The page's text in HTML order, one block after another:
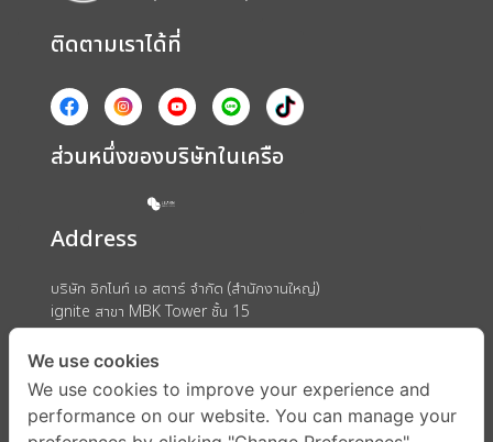
ติดตามเราได้ที่
ส่วนหนึ่งของบริษัทในเครือ
Address
บริษัท อิกไนท์ เอ สตาร์ จำกัด (สำนักงานใหญ่)
ignite สาขา MBK Tower ชั้น 15
ถนนพญาไท แขวงวังใหม่ เขตปทุมวัน กรุงเทพมหานคร 10330
We use cookies
We use cookies to improve your experience and
performance on our website. You can manage your